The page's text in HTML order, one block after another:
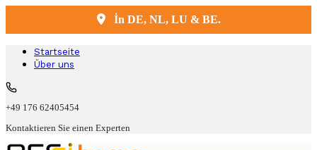
Kostenlose Lieferung und Montage
İn DE, NL, LU & BE.
Startseite
Über uns
+49 176 62405454
Kontaktieren Sie einen Experten